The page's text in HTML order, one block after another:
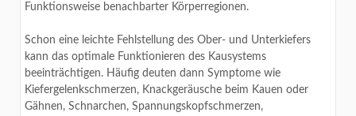
Funktionsweise benachbarter Körperregionen.
Schon eine leichte Fehlstellung des Ober- und Unterkiefers
kann das optimale Funktionieren des Kausystems
beeinträchtigen. Häufig deuten dann Symptome wie
Kiefergelenkschmerzen, Knackgeräusche beim Kauen oder
Gähnen, Schnarchen, Spannungskopfschmerzen,